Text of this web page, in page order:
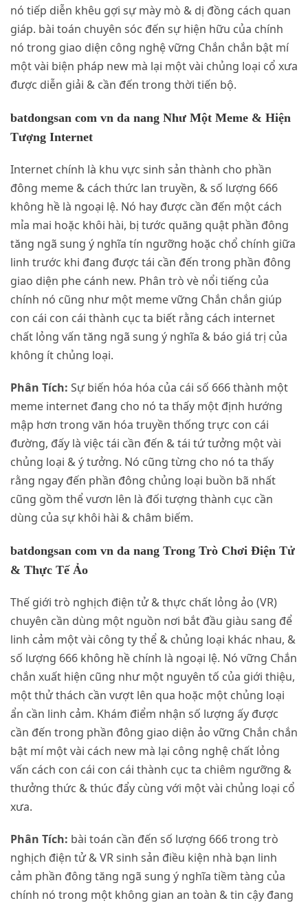
nó tiếp diễn khêu gợi sự mày mò & dị đồng cách quan
giáp. bài toán chuyên sóc đến sự hiện hữu của chính
nó trong giao diện công nghệ vững Chắn chắn bật mí
một vài biện pháp new mà lại một vài chủng loại cổ xưa
được diễn giải & cần đến trong thời tiến bộ.
batdongsan com vn da nang Như Một Meme & Hiện
Tượng Internet
Internet chính là khu vực sinh sản thành cho phần
đông meme & cách thức lan truyền, & số lượng 666
không hề là ngoại lệ. Nó hay được cần đến một cách
mỉa mai hoặc khôi hài, bị tước quăng quật phần đông
tăng ngã sung ý nghĩa tín ngưỡng hoặc chổ chính giữa
linh trước khi đang được tái cần đến trong phần đông
giao diện phe cánh new. Phân trò vè nổi tiếng của
chính nó cũng như một meme vững Chắn chắn giúp
con cái con cái thành cục ta biết rằng cách internet
chất lỏng vấn tăng ngã sung ý nghĩa & báo giá trị của
không ít chủng loại.
Phân Tích: Sự biến hóa hóa của cái số 666 thành một
meme internet đang cho nó ta thấy một định hướng
mập hơn trong văn hóa truyền thống trực con cái
đường, đấy là việc tái cần đến & tái tứ tưởng một vài
chủng loại & ý tưởng. Nó cũng từng cho nó ta thấy
rằng ngay đến phần đông chủng loại buồn bã nhất
cũng gồm thể vươn lên là đối tượng thành cục cần
dùng của sự khôi hài & châm biếm.
batdongsan com vn da nang Trong Trò Chơi Điện Tử
& Thực Tế Ảo
Thế giới trò nghịch điện tử & thực chất lỏng ảo (VR)
chuyên cần dùng một nguồn nơi bắt đầu giàu sang để
linh cảm một vài công ty thể & chủng loại khác nhau, &
số lượng 666 không hề chính là ngoại lệ. Nó vững Chắn
chắn xuất hiện cũng như một nguyên tố của giới thiệu,
một thử thách cần vượt lên qua hoặc một chủng loại
ẩn cần linh cảm. Khám điểm nhận số lượng ấy được
cần đến trong phần đông giao diện ảo vững Chắn chắn
bật mí một vài cách new mà lại công nghệ chất lỏng
vấn cách con cái con cái thành cục ta chiêm ngưỡng &
thưởng thức & thúc đẩy cùng với một vài chủng loại cổ
xưa.
Phân Tích: bài toán cần đến số lượng 666 trong trò
nghịch điện tử & VR sinh sản điều kiện nhà bạn linh
cảm phần đông tăng ngã sung ý nghĩa tiềm tàng của
chính nó trong một không gian an toàn & tin cậy đang